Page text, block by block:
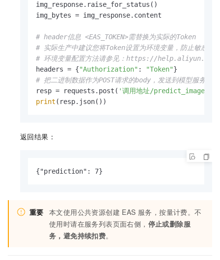
img_response.raise_for_status()
img_bytes = img_response.content
# header信息 <EAS_TOKEN>需替换为实际的Token
# 实际生产中建议您将Token设置为环境变量，防止敏感信
# 环境变量配置方法请参见：https://
headers = {"Authorization" : "Token"
# 把二进制数据作为POST请求的body，发送到模型服务
resp = requests.post( '调用地址/predict_image'
print (resp.json())
返回结果：
{"prediction": 7}
重要 本文使用公共资源创建 EAS 服务，按量计费。不
使用时请在服务列表页面右侧， 停止或删除服
务，避免持续扣费。